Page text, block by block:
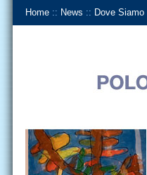
Home :: News :: Dove Siamo